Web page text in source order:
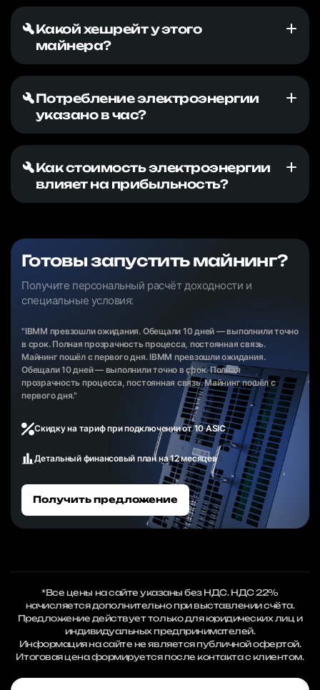
Какой хешрейт у этого
майнера?
Потребление электроэнергии
указано в час?
Как стоимость электроэнергии
влияет на прибыльность?
Готовы запустить майнинг?
Получите персональный расчёт доходности и
специальные условия:
"IBMM превзошли ожидания. Обещали 10 дней — выполнили точно
в срок. Полная прозрачность процесса, постоянная связь.
Майнинг пошёл с первого дня. IBMM превзошли ожидания.
Обещали 10 дней — выполнили точно в срок. Полная
прозрачность процесса, постоянная связь. Майнинг пошёл с
первого дня."
Скидку на тариф при подключении от 10 ASIC
Детальный финансовый план на 12 месяцев
Получить предложение
*Все цены на сайте указаны без НДС. НДС 22%
начисляется дополнительно при выставлении счёта.
Предложение действует только для юридических лиц и
индивидуальных предпринимателей.
Информация на сайте не является публичной офертой.
Итоговая цена формируется после контакта с клиентом.